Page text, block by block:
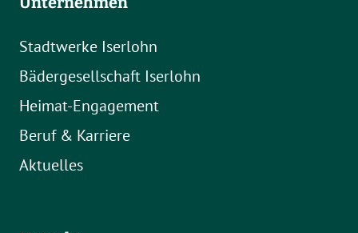
Stadtwerke Iserlohn
Bädergesellschaft Iserlohn
Heimat-Engagement
Beruf & Karriere
Aktuelles